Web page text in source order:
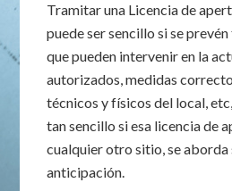
Tramitar una Licencia de
puede ser sencillo si se
que pueden intervenir en la
autorizados, medidas
técnicos y físicos del local,
tan sencillo si esa licencia de
cualquier otro sitio, se aborda
anticipación.